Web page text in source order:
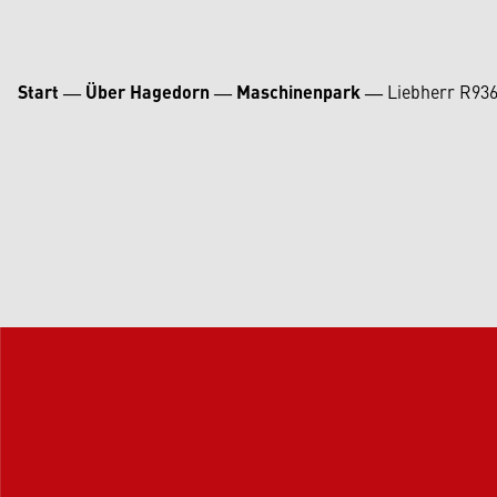
Start ― Über Hagedorn ― Maschinenpark―Liebherr R936